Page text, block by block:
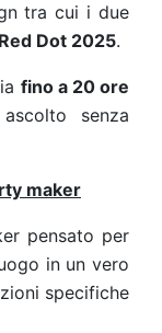
tra cui i due
Red Dot 2025.
fino a 20 ore
senza
maker
pensato per
in un vero
specifiche